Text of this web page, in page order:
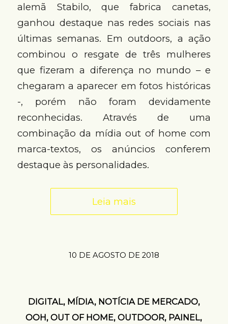
alemã Stabilo, que fabrica canetas,
ganhou destaque nas redes sociais nas
últimas semanas. Em outdoors, a ação
combinou o resgate de três mulheres
que fizeram a diferença no mundo – e
chegaram a aparecer em fotos históricas
-, porém não foram devidamente
reconhecidas. Através de uma
combinação da mídia out of home com
marca-textos, os anúncios conferem
destaque às personalidades.
Leia mais
10 DE AGOSTO DE 2018
DIGITAL, MÍDIA, NOTÍCIA DE MERCADO,
OOH,OUT OF HOME,OUTDOOR, PAINEL,